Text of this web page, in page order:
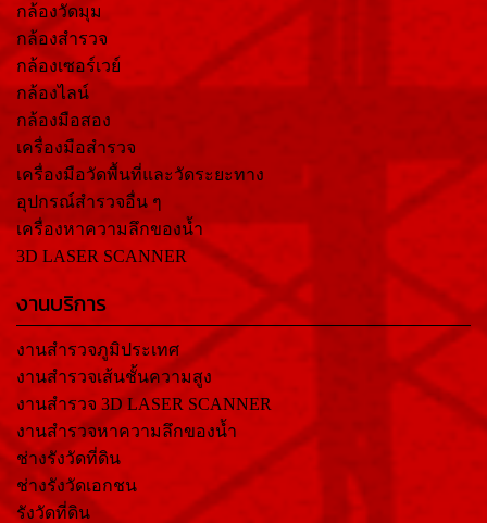
กล้องวัดมุม
กล้องสำรวจ
กล้องเซอร์เวย์
กล้องไลน์
กล้องมือสอง
เครื่องมือสำรวจ
เครื่องมือวัดพื้นที่และวัดระยะทาง
อุปกรณ์สำรวจอื่น ๆ
เครื่องหาความลึกของน้ำ
3D LASER SCANNER
งานบริการ
งานสำรวจภูมิประเทศ
งานสำรวจเส้นชั้นความสูง
งานสำรวจ 3D LASER SCANNER
งานสำรวจหาความลึกของน้ำ
ช่างรังวัดที่ดิน
ช่างรังวัดเอกชน
รังวัดที่ดิน